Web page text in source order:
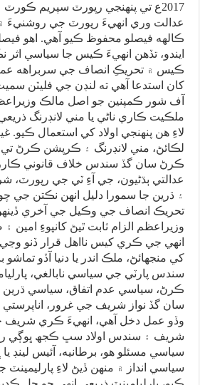
2017ع تي پنهنجي رپورٽ سپريم
عدالت وري انهيءَ رپورٽ جي روشنيءَ
ڪالهه فيصلو محفوظ ڪيو آهي. اهو
ايندو، تڏهن انهيءَ ڪيس جا سياسي اثر
ڪيس ۾ تحريڪِ انصاف جي سربراهه
کان استدعا آهي ته لنڊن جي فليٽن
آف شور ڪمپنين جو اصل مالڪ
ملڪيت ڪاري ناڻي يا مني لانڊرنگ
لاءِ هن پنهنجي اولاد کي استعمال ڪيو. غير
لڪائڻ، مني لانڊرنگ ۽ ڪرپشن ڪرڻ تي
ڪرڻ سان گڏ سندس خلاف قانوني
عدالتي ٻڌڻيون، جي آءِ ٽي جي رپورٽ،
۽ ڌرين جا سمورا دليل انهن نڪتن جي
تحريڪ انصاف جي وڪيل جي آخري
وزيراعظم الزام ثابت ٿيڻ کانپوءِ امين
انهي جي ڪري کيس نااهل قرار ڏنو
کي منجهائڻ، ملڪ اندر يا دنيا آڏو
سندس پارٽي جي سياسي نابالغي،
ڪرڻ، سياسي عدم اتفاق، سياسي
سان گڏ نواز شريف جي غرور،
وڏو عمل دخل آهي، انهيءَ ڪري شريف
شريف ۽ سندس اولاد سڀ ڪجھ ڀوڳي
سياسي مسئلو هو، برطانيه، آئيس لينڊ
سياسي انداز ۾ منهن ڏيڻ لاءِ